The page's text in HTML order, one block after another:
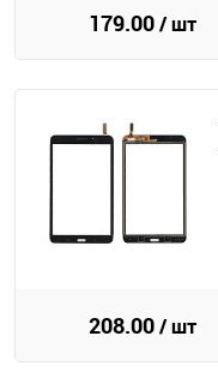
179.00/ шт
208.00/ шт